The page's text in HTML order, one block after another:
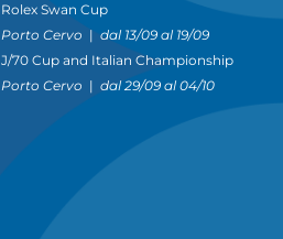
Rolex Swan Cup
Porto Cervo |dal 13/09 al 19/09
J/70 Cup and Italian Championship
Porto Cervo |dal 29/09 al 04/10